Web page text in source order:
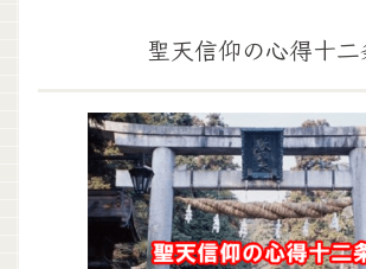
聖天信仰の心得十二